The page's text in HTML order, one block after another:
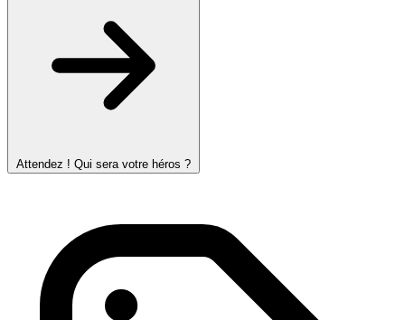
Attendez ! Qui sera votre héros ?